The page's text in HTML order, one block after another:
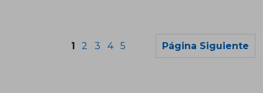
1 2 3 4 5 Página Siguiente